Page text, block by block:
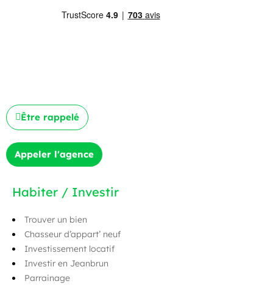
Être rappelé
Appeler l'agence
Habiter / Investir
Trouver un bien
Chasseur d’appart’ neuf
Investissement locatif
Investir en Jeanbrun
Parrainage